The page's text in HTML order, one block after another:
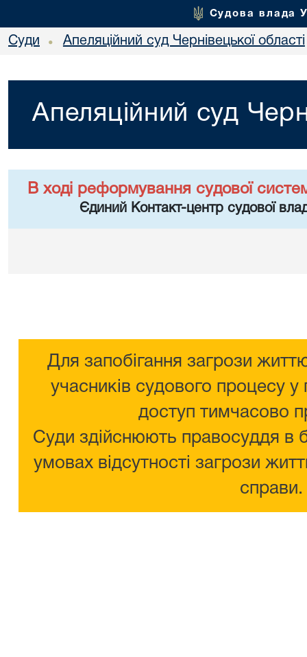
Судова влада
Суди • Апеляційний суд Чернівецької області
Апеляційний суд
В ході реформування судової
Єдиний Контакт-центр судової
Для запобігання загрози
учасників судового процесу у
доступ тимчасово
Суди здійснюють правосуддя в
умовах відсутності загрози
справи.